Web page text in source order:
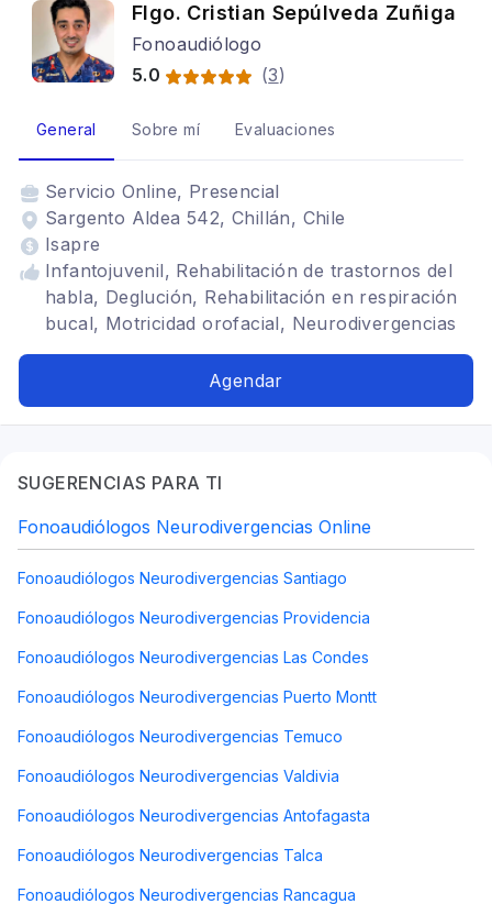
Flgo. Cristian Sepúlveda Zuñiga
Fonoaudiólogo
5.0
(3)
General Sobre mí Evaluaciones
Servicio Online, Presencial
Sargento Aldea 542, Chillán, Chile
Isapre
Infantojuvenil, Rehabilitación de trastornos del
habla, Deglución, Rehabilitación en respiración
bucal, Motricidad orofacial, Neurodivergencias
Agendar
SUGERENCIAS PARA TI
Fonoaudiólogos Neurodivergencias Online
Fonoaudiólogos Neurodivergencias Santiago
Fonoaudiólogos Neurodivergencias Providencia
Fonoaudiólogos Neurodivergencias Las Condes
Fonoaudiólogos Neurodivergencias Puerto Montt
Fonoaudiólogos Neurodivergencias Temuco
Fonoaudiólogos Neurodivergencias Valdivia
Fonoaudiólogos Neurodivergencias Antofagasta
Fonoaudiólogos Neurodivergencias Talca
Fonoaudiólogos Neurodivergencias Rancagua